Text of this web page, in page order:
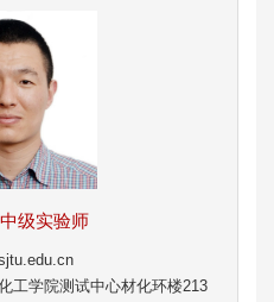
中级实验师
工学院测试中心材化环楼213